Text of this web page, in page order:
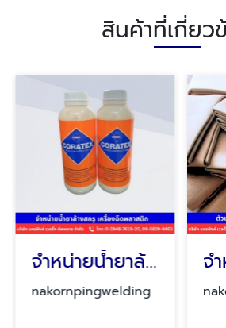
สินค้าที่เกี่ยว
จำหน่ายน้ำยาล้างสกรู เครื่องฉีดพลาสติก
nakornpingwelding